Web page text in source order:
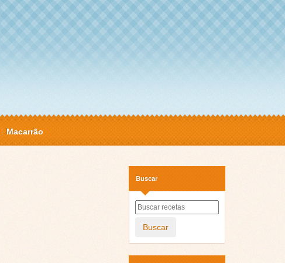
Macarrão
Buscar
Buscar